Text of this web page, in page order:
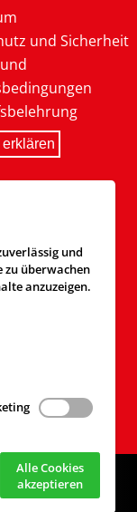
und Sicherheit
und
überwachen
anzuzeigen.
Alle Cookies
akzeptieren